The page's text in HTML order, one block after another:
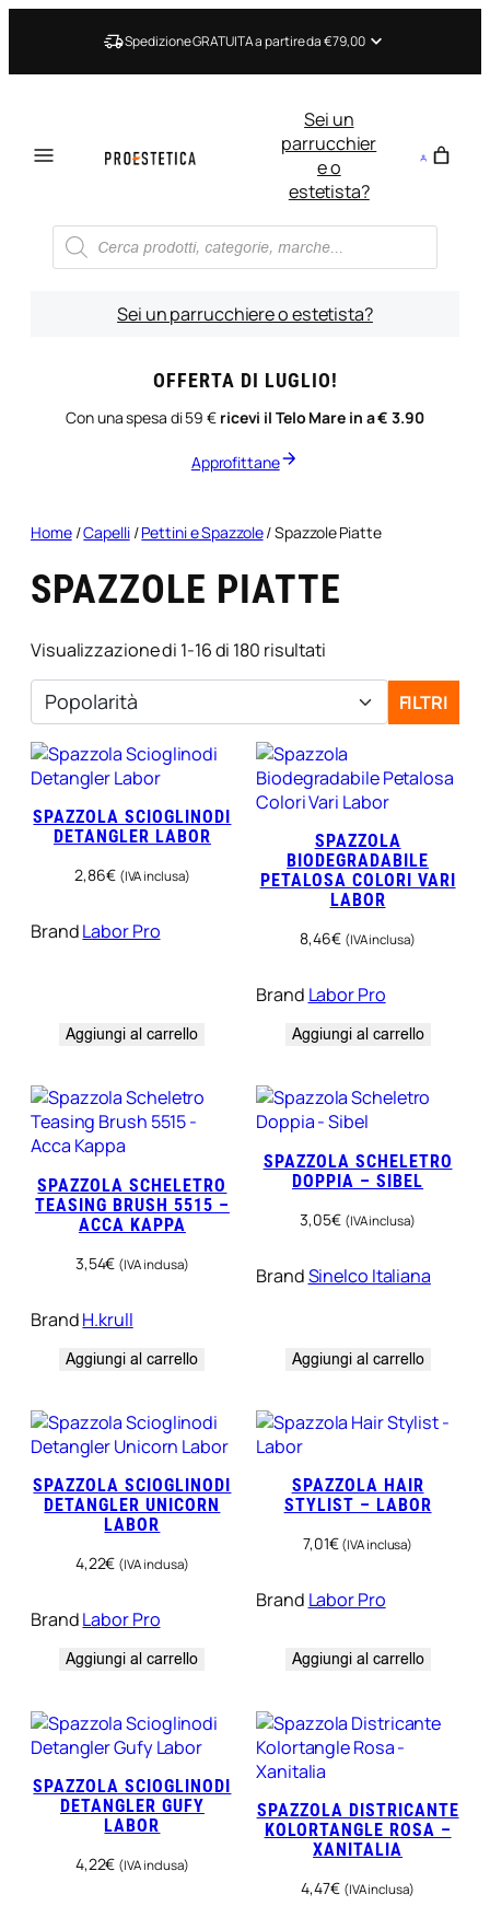
Spedizione GRATUITA a partire da €79,00
Sei un
parrucchier
e o
estetista?
Ricerca
prodotti
Sei un parrucchiere o estetista?
OFFERTA DI LUGLIO!
Con una spesa di 59 € ricevi il Telo Mare in a € 3.90
Approfittane
Home/Capelli/Pettini e Spazzole/ Spazzole Piatte
SPAZZOLE PIATTE
Visualizzazione di 1-16 di 180 risultati
FILTRI
SPAZZOLA SCIOGLINODI
DETANGLER LABOR
2,86€ (IVA inclusa)
BrandLabor Pro
Aggiungi al carrello
SPAZZOLA
BIODEGRADABILE
PETALOSA COLORI VARI
LABOR
8,46€ (IVA inclusa)
Brand Labor Pro
Aggiungi al carrello
SPAZZOLA SCHELETRO
TEASING BRUSH 5515 –
ACCA KAPPA
3,54€ (IVA inclusa)
BrandH.krull
Aggiungi al carrello
SPAZZOLA SCHELETRO
DOPPIA – SIBEL
3,05€ (IVA inclusa)
BrandSinelco Italiana
Aggiungi al carrello
SPAZZOLA SCIOGLINODI
DETANGLER UNICORN
LABOR
4,22€ (IVA inclusa)
BrandLabor Pro
Aggiungi al carrello
SPAZZOLA HAIR
STYLIST – LABOR
7,01€ (IVA inclusa)
Brand Labor Pro
Aggiungi al carrello
SPAZZOLA SCIOGLINODI
DETANGLER GUFY
LABOR
4,22€ (IVA inclusa)
SPAZZOLA DISTRICANTE
KOLORTANGLE ROSA –
XANITALIA
4,47€ (IVA inclusa)